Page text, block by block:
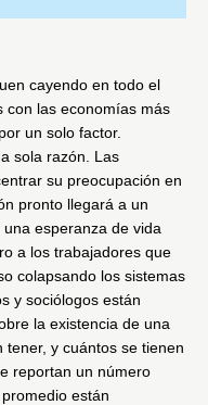
cayendo en todo el
con las economías más
un solo factor.
sola razón. Las
su preocupación en
pronto llegará a un
esperanza de vida
a los trabajadores que
colapsando los sistemas
y sociólogos están
la existencia de una
y cuántos se tienen
reportan un número
están